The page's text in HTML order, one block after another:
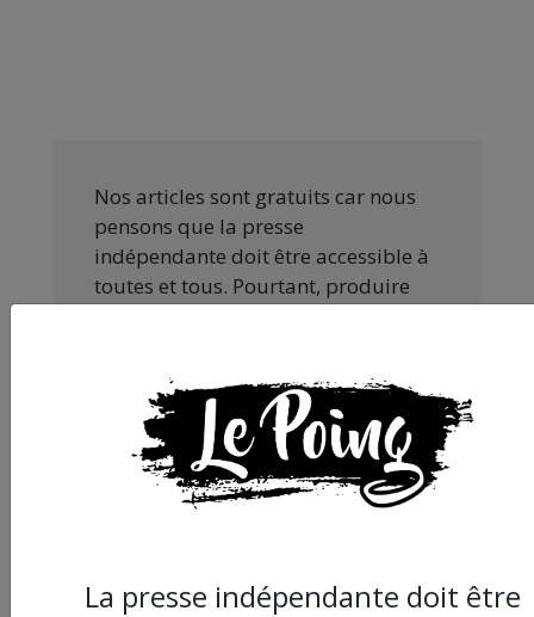
Nos articles sont gratuits car nous
pensons que la presse
indépendante doit être accessible à
toutes et tous. Pourtant, produire
l’argent, surtout quand on refuse
d’être aux ordres de Bolloré et de
ses amis… Pourvu que ça dure ! Ça
tombe bien, ça ne tient qu’à vous :
La presse indépendante doit être